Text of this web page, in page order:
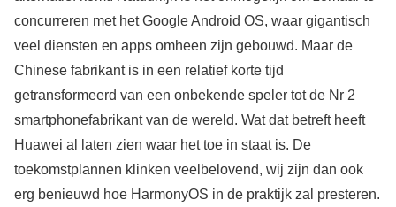
concurreren met het Google Android OS, waar gigantisch
veel diensten en apps omheen zijn gebouwd. Maar de
Chinese fabrikant is in een relatief korte tijd
getransformeerd van een onbekende speler tot de Nr 2
smartphonefabrikant van de wereld. Wat dat betreft heeft
Huawei al laten zien waar het toe in staat is. De
toekomstplannen klinken veelbelovend, wij zijn dan ook
erg benieuwd hoe HarmonyOS in de praktijk zal presteren.